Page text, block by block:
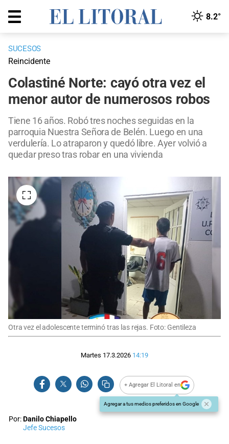
8.2°
SUCESOS
Reincidente
Colastiné Norte: cayó otra vez el
menor autor de numerosos robos
Tiene 16 años. Robó tres noches seguidas en la
parroquia Nuestra Señora de Belén. Luego en una
verdulería. Lo atraparon y quedó libre. Ayer volvió a
quedar preso tras robar en una vivienda
Otra vez el adolescente terminó tras las rejas. Foto: Gentileza
Martes 17.3.2026 14:19
+ Agregar El Litoral en
Agregar a tus medios preferidos en Google
Por:Danilo Chiapello
Jefe Sucesos